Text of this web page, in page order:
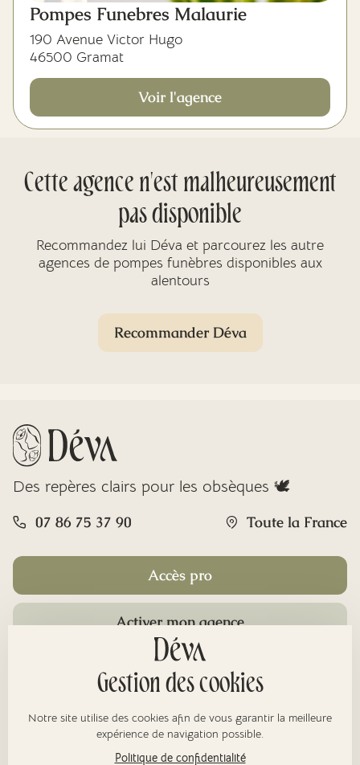
Pompes Funebres Malaurie
190 Avenue Victor Hugo
46500 Gramat
Voir l'agence
Cette agence n'est malheureusement
pas disponible
Recommandez lui Déva et parcourez les autre
agences de pompes funèbres disponibles aux
alentours
Recommander Déva
Des repères clairs pour les obsèques 🕊️
07 86 75 37 90 Toute la France
Accès pro
Activer mon agence
Gestion des cookies
Notre site utilise des cookies afin de vous garantir la meilleure
expérience de navigation possible.
Politique de confidentialité